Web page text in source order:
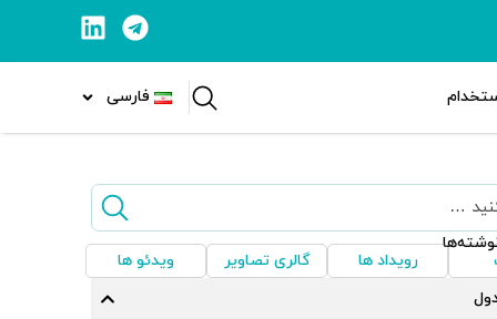
فارسی
رویداد ها گالری تصاویر
ویدئو ها